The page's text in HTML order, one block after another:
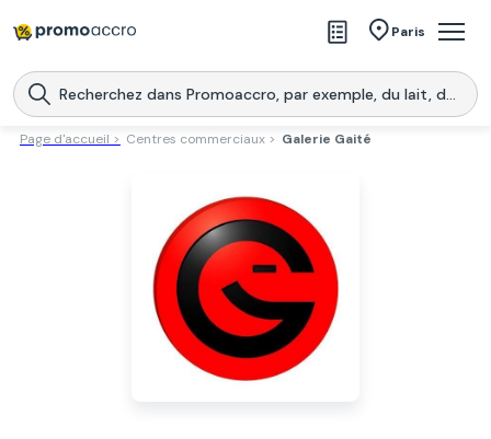
Paris
Magasins
Produits
Page d'accueil > Centres commerciaux > Galerie Gaité